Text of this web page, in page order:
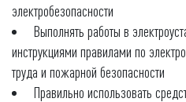
электробезопасности
Выполнять работы в
инструкциями правилами по
труда и пожарной безопасности
Правильно использовать